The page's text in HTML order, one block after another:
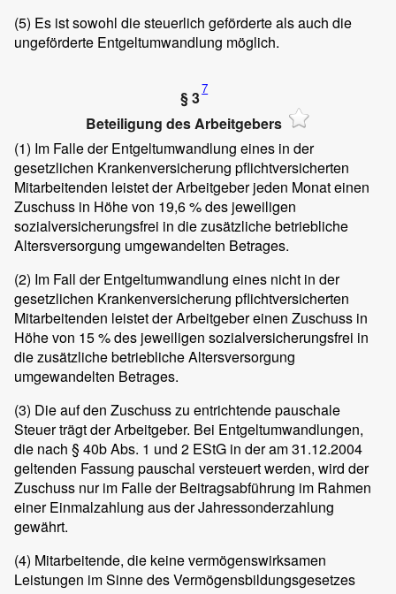
(5) Es ist sowohl die steuerlich geförderte als auch die
ungeförderte Entgeltumwandlung möglich.
§ 37
Beteiligung des Arbeitgebers
(1) Im Falle der Entgeltumwandlung eines in der
gesetzlichen Krankenversicherung pflichtversicherten
Mitarbeitenden leistet der Arbeitgeber jeden Monat einen
Zuschuss in Höhe von 19,6 % des jeweiligen
sozialversicherungsfrei in die zusätzliche betriebliche
Altersversorgung umgewandelten Betrages.
(2) Im Fall der Entgeltumwandlung eines nicht in der
gesetzlichen Krankenversicherung pflichtversicherten
Mitarbeitenden leistet der Arbeitgeber einen Zuschuss in
Höhe von 15 % des jeweiligen sozialversicherungsfrei in
die zusätzliche betriebliche Altersversorgung
umgewandelten Betrages.
(3) Die auf den Zuschuss zu entrichtende pauschale
Steuer trägt der Arbeitgeber. Bei Entgeltumwandlungen,
die nach § 40b Abs. 1 und 2 EStG in der am 31.12.2004
geltenden Fassung pauschal versteuert werden, wird der
Zuschuss nur im Falle der Beitragsabführung im Rahmen
einer Einmalzahlung aus der Jahressonderzahlung
gewährt.
(4) Mitarbeitende, die keine vermögenswirksamen
Leistungen im Sinne des Vermögensbildungsgesetzes